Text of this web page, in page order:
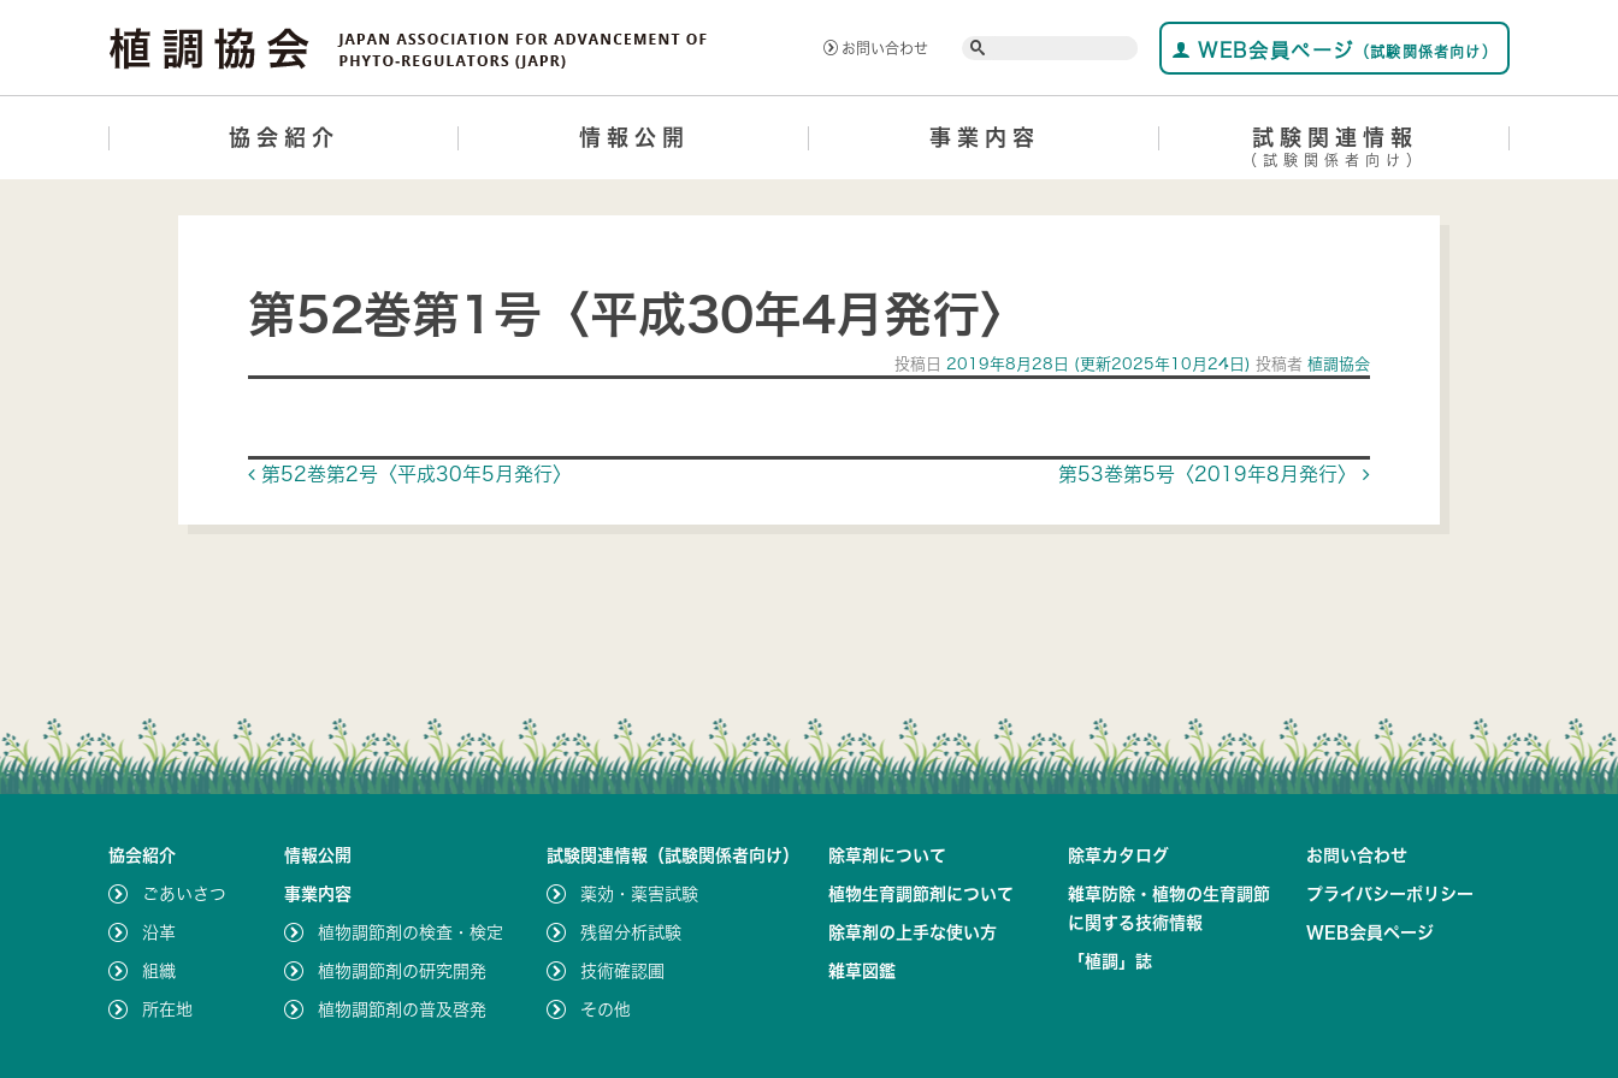
お問い合わせ Search WEB会員ページ （試験関係者向け）
協会紹介 情報公開 事業内容 試験関連情報
（試験関係者向け）
第52巻第1号〈平成30年4月発行〉
投稿日 2019年8月28日 (更新2025年10月24日) 投稿者 植調協会
Post navigation
第52巻第2号〈平成30年5月発行〉 第53巻第5号〈2019年8月発行〉
協会紹介
ごあいさつ
沿革
組織
所在地
情報公開
事業内容
植物調節剤の検査・検定
植物調節剤の研究開発
植物調節剤の普及啓発
試験関連情報（試験関係者向け）
薬効・薬害試験
残留分析試験
技術確認圃
その他
除草剤について
植物生育調節剤について
除草剤の上手な使い方
雑草図鑑
除草カタログ
雑草防除・植物の生育調節
に関する技術情報
「植調」誌
お問い合わせ
プライバシーポリシー
WEB会員ページ